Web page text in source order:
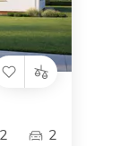
2 2